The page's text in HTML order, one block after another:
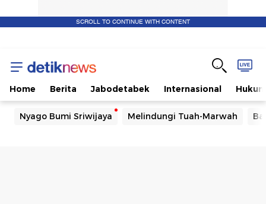
SCROLL TO CONTINUE WITH CONTENT
Home Berita Jabodetabek Internasional Hukum
Nyago Bumi Sriwijaya Melindungi Tuah-Marwah